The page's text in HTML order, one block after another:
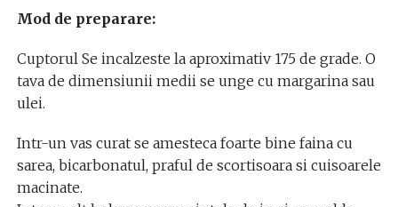
Mod de preparare:
Cuptorul Se incalzeste la aproximativ 175 de grade. O
tava de dimensiunii medii se unge cu margarina sau
ulei.
Intr-un vas curat se amesteca foarte bine faina cu
sarea, bicarbonatul, praful de scortisoara si cuisoarele
macinate.